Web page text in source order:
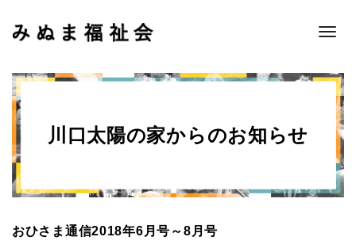
Toggle
川口太陽の家からのお知らせ
おひさま通信2018年6月号～8月号